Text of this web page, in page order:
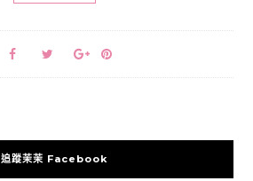
追蹤茉茉 Facebook